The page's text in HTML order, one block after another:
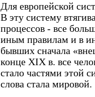
Для европейской
В эту систему
процессов - все
иным правилам и в
бывших сначала
конце XIX в. все
стало частями этой
слова стала мировой.